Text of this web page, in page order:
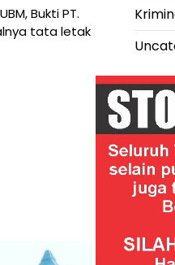
Bukti PT.
tata letak